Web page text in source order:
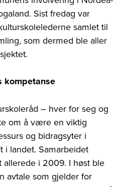
Sist fredag var
samlet til
som dermed ble aller
kompetanse
– hver for seg og
om å være en viktig
og bidragsyter i
i landet. Samarbeidet
allerede i 2009. I høst ble
avtale som gjelder for